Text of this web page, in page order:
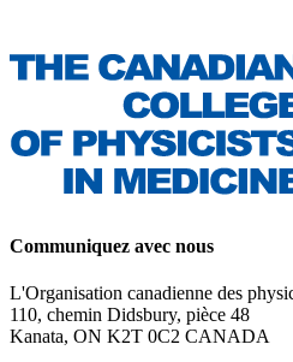
Communiquez avec nous
L'Organisation canadienne des
110, chemin Didsbury, pièce 48
Kanata, ON K2T 0C2 CANADA